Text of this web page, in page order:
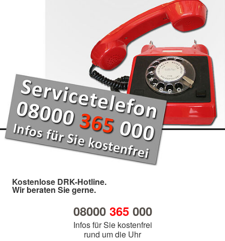
Kostenlose DRK-Hotline.
Wir beraten Sie gerne.
08000 365000
Infos für Sie kostenfrei
rund um die Uhr